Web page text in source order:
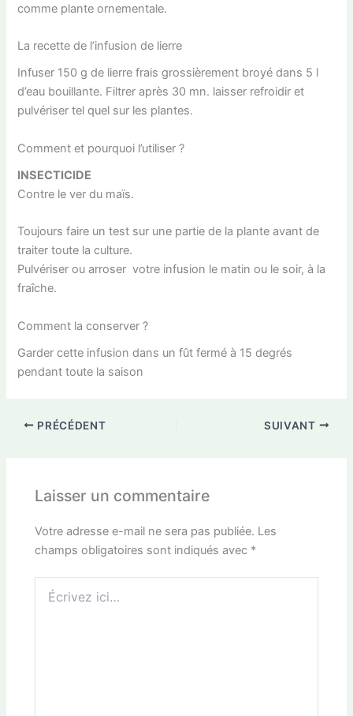
comme plante ornementale.
La recette de l’infusion de lierre
Infuser 150 g de lierre frais grossièrement broyé dans 5 l
d’eau bouillante. Filtrer après 30 mn. laisser refroidir et
pulvériser tel quel sur les plantes.
Comment et pourquoi l’utiliser ?
INSECTICIDE
Contre le ver du maïs.
Toujours faire un test sur une partie de la plante avant de
traiter toute la culture.
Pulvériser ou arroser votre infusion le matin ou le soir, à la
fraîche.
Comment la conserver ?
Garder cette infusion dans un fût fermé à 15 degrés
pendant toute la saison
PRÉCÉDENT SUIVANT
Laisser un commentaire
Votre adresse e-mail ne sera pas publiée. Les
champs obligatoires sont indiqués avec *
ici…